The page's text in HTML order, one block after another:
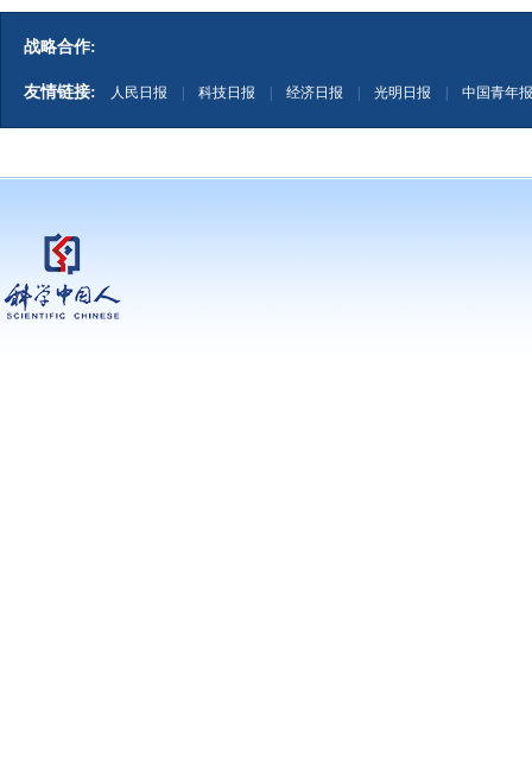
战略合作:
友情链接: 人民日报 科技日报 经济日报 光明日报 中国青年报